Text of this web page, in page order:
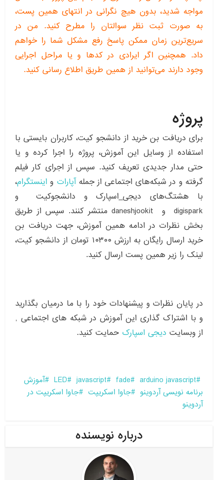
مواجه شدید، بدون هیچ نگرانی در انتهای همین پست،
به صورت ثبت نظر سوالتان را مطرح کنید. من در
سریع‌ترین زمان ممکن پاسخ رفع مشکل شما را خواهم
داد. همچنین اگر ایرادی در کدها و یا مراحل اجرایی
وجود دارند می‌توانید از همین طریق اطلاع رسانی کنید.
پروژه
برای دریافت بن خرید از دانشجو کیت، کاربران بایستی با
استفاده از وسایل این آموزش، پروژه را اجرا کرده و یا
حتی مدار جدیدی تعریف کنید. سپس از اجرای کار فیلم
گرفته و در شبکه‌های اجتماعی از جملهآپارات و اینستگرام،
با هشتگ‌های دیجی_اسپارک و دانشجوکیت و
digispark و daneshjookit منتشر کنند. سپس از طریق
بخش نظرات در ادامه همین آموزش، جهت دریافت بن
خرید ارسال رایگان به ارزش ۱۰۳۰۰ تومان از دانشجو کیت،
لینک را زیر همین پست ارسال کنید.
در پایان نظرات و پیشنهادات خود را با ما درمیان بگذارید
و با اشتراک گذاری این آموزش در شبکه های اجتماعی ,
از وبسایت دیجی اسپارک حمایت کنید.
arduino javascript
fade
javascript
LED
آموزش
برنامه نویسی آردوینو
جاوا اسکریپت
جاوا اسکریپت در
آردوینو
درباره نویسنده